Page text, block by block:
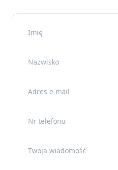
Nazwisko
Adres e-mail
Nr telefonu
Twoja wiadomość